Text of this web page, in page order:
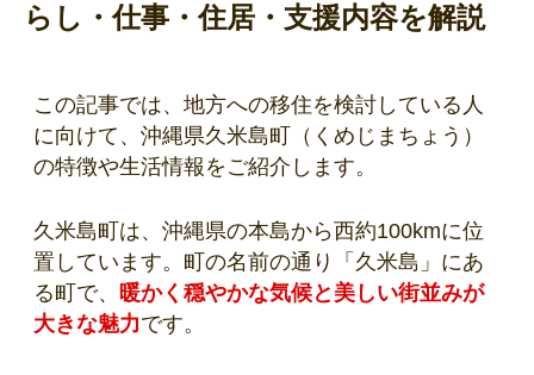
らし・仕事・住居・支援内容を解説
この記事では、地方への移住を検討している人
に向けて、沖縄県久米島町（くめじまちょう）
の特徴や生活情報をご紹介します。
久米島町は、沖縄県の本島から西約100kmに位
置しています。町の名前の通り「久米島」にあ
る町で、 暖かく穏やかな気候と美しい街並みが
大きな魅力です。